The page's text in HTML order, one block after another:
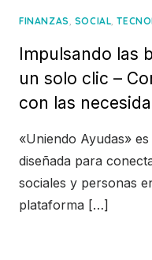
FINANZAS, SOCIAL,
Impulsando las
un solo clic –
con las
«Uniendo Ayudas»
diseñada para
sociales y personas
plataforma […]